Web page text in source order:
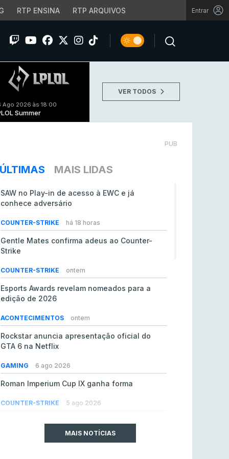
RTP ENSINA RTP ARQUIVOS Entrar
Ago 2026 às 18:00
Summer
VER TODOS
PUB
ÚLTIMAS MAIS LIDAS
SAW no Play-in de acesso à EWC e já
conhece adversário
COUNTER-STRIKE há 18 horas
Gentle Mates confirma adeus ao Counter-
Strike
COUNTER-STRIKE ontem
Esports Awards revelam nomeados para a
edição de 2026
ACONTECIMENTOS ontem
Rockstar anuncia apresentação oficial do
GTA 6 na Netflix
GAMING 6 ago 2026
Roman Imperium Cup IX ganha forma
COUNTER-STRIKE 5 ago 2026
milhões de dólaresMAIS NOTÍCIAS